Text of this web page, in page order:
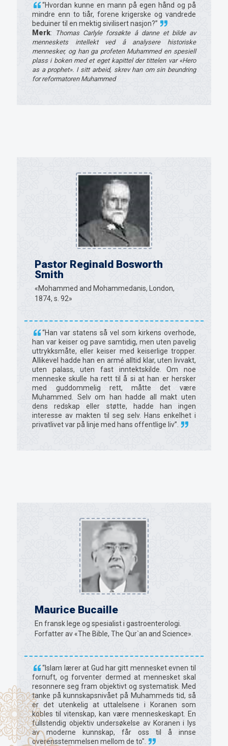
“Hvordan kunne en mann på egen hånd og på
mindre enn to tiår, forene krigerske og vandrede
beduiner til en mektig sivilisert nasjon?”
Merk:
Thomas Carlyle forsøkte å danne et bilde av
menneskets intellekt ved å analysere historiske
mennesker, og han ga profeten Muhammed en spesiell
plass i boken med et eget kapittel der tittelen var «Hero
as a prophet». I sitt arbeid, skrev han om sin beundring
for reformatoren Muhammed
Pastor Reginald Bosworth
Smith
«Mohammed and Mohammedanis, London,
1874, s. 92»
“Han var statens så vel som kirkens overhode,
han var keiser og pave samtidig, men uten pavelig
uttrykksmåte, eller keiser med keiserlige tropper.
Allikevel hadde han en armé alltid klar, uten livvakt,
uten palass, uten fast inntektskilde. Om noe
menneske skulle ha rett til å si at han er hersker
med guddommelig rett, måtte det være
Muhammed. Selv om han hadde all makt uten
dens redskap eller støtte, hadde han ingen
interesse av makten til seg selv. Hans enkelhet i
privatlivet var på linje med hans offentlige liv”.
Maurice Bucaille
En fransk lege og spesialist i gastroenterologi.
Forfatter av «The Bible, The Qur`an and Science».
“Islam lærer at Gud har gitt mennesket evnen til
fornuft, og forventer dermed at mennesket skal
resonnere seg fram objektivt og systematisk. Med
tanke på kunnskapsnivået på Muhammeds tid, så
er det utenkelig at uttalelsene i Koranen som
kobles til vitenskap, kan være menneskeskapt. En
fullstendig objektiv undersøkelse av Koranen i lys
av moderne kunnskap, får oss til å innse
overensstemmelsen mellom de to".